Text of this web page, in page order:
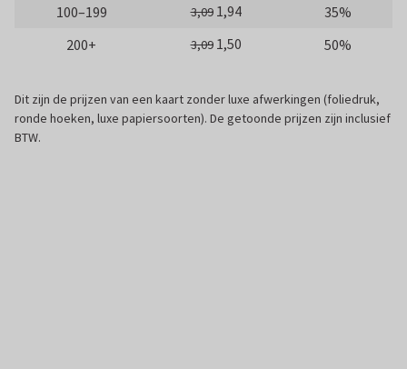
100–199
3,09 1,94
35%
200+
3,09 1,50 50%
Dit zijn de prijzen van een kaart zonder luxe afwerkingen (foliedruk,
ronde hoeken, luxe papiersoorten). De getoonde prijzen zijn inclusief
BTW.